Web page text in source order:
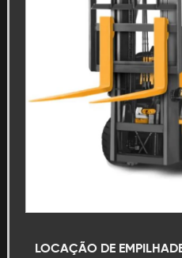
Aluguel de trator agrícola
Aluguel de trator agrícola com
Aluguel de trator de esteiras
Aluguel maquina escavadeira
Aluguel retroescavadeira
Empresa de aluguel de
LOCAÇÃO DE